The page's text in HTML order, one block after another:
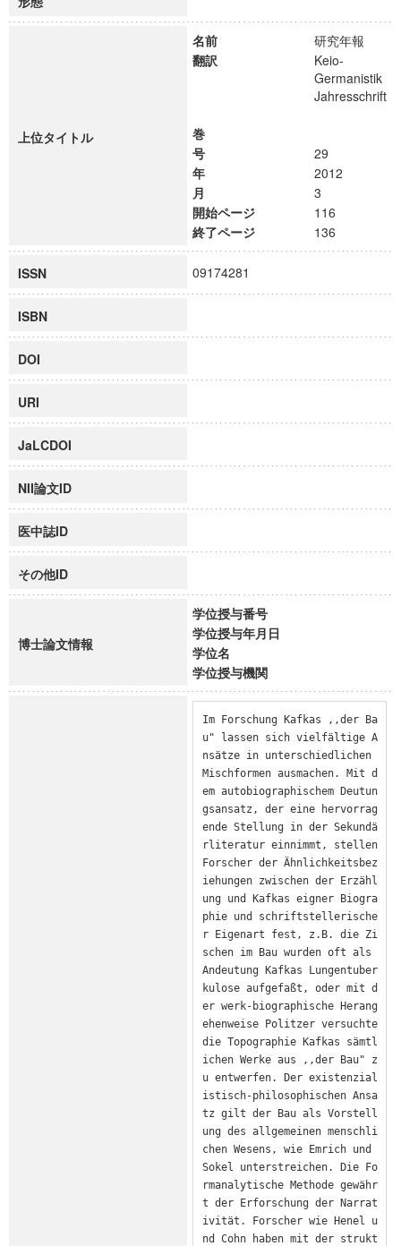
上位タイトル
名前
研究年報
翻訳
Keio-
Germanistik
Jahresschrift
巻
号
29
年
2012
月
3
開始ページ
116
終了ページ
136
ISSN 09174281
ISBN
DOI
URI
JaLCDOI
NII論文ID
医中誌ID
その他ID
博士論文情報
学位授与番号
学位授与年月日
学位名
学位授与機関
Im Forschung Kafkas ,,der Ba
u" lassen sich vielfältige A
nsätze in unterschiedlichen
Mischformen ausmachen. Mit d
em autobiographischem Deutun
gsansatz, der eine hervorrag
ende Stellung in der Sekundä
rliteratur einnimmt, stellen
Forscher der Ähnlichkeitsbez
iehungen zwischen der Erzähl
ung und Kafkas eigner Biogra
phie und schriftstellerische
r Eigenart fest, z.B. die Zi
schen im Bau wurden oft als
Andeutung Kafkas Lungentuber
kulose aufgefaßt, oder mit d
er werk-biographische Herang
ehenweise Politzer versuchte
die Topographie Kafkas sämtl
ichen Werke aus ,,der Bau" z
u entwerfen. Der existenzial
istisch-philosophischen Ansa
tz gilt der Bau als Vorstell
ung des allgemeinen menschli
chen Wesens, wie Emrich und
Sokel unterstreichen. Die Fo
rmanalytische Methode gewähr
t der Erforschung der Narrat
ivität. Forscher wie Henel u
nd Cohn haben mit der strukt